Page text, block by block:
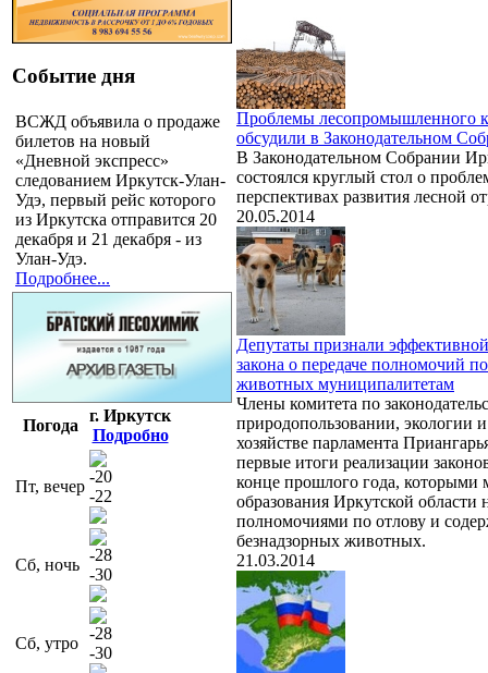
Событие дня
ВСЖД объявила о продаже
билетов на новый
«Дневной экспресс»
следованием Иркутск-Улан-
Удэ, первый рейс которого
из Иркутска отправится 20
декабря и 21 декабря - из
Улан-Удэ.
Подробнее...
Погода
г. Иркутск
Подробно
Пт, вечер
-20
-22
Сб, ночь
-28
-30
Сб, утро
-28
-30
Проблемы лесопромышленного
обсудили в Законодательном
В Законодательном Собрании
состоялся круглый стол о
перспективах развития лесной
20.05.2014
Депутаты признали
закона о передаче полномочий
животных муниципалитетам
Члены комитета по
природопользовании, экологии
хозяйстве парламента
первые итоги реализации
конце прошлого года, которыми
образования Иркутской области
полномочиями по отлову и
безнадзорных животных.
21.03.2014